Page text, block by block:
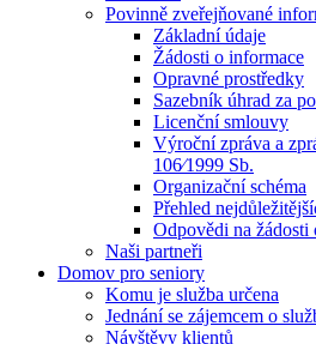
Povinně zveřejňované
Základní údaje
Žádosti o informace
Opravné prostředky
Sazebník úhrad za
Licenční smlouvy
Výroční zpráva a
106⁄1999 Sb.
Organizační schéma
Přehled
Odpovědi na žádosti
Naši partneři
Domov pro seniory
Komu je služba určena
Jednání se zájemcem o
Návštěvy klientů